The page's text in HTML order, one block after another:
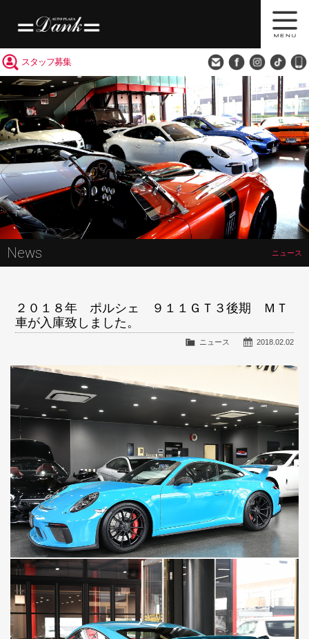
スタッフ募集
News ニュース
２０１８年 ポルシェ ９１１ＧＴ３後期 ＭＴ
車が入庫致しました。
2018.02.02
ニュース